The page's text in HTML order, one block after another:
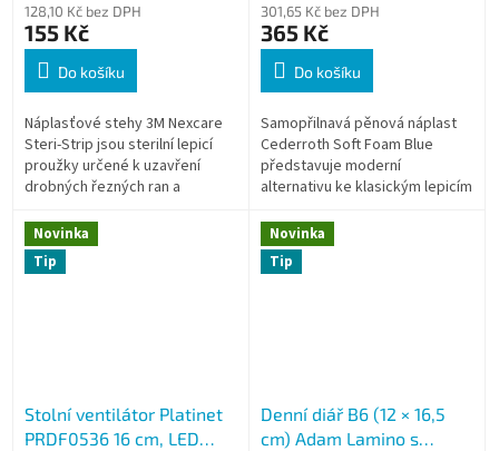
128,10 Kč bez DPH
155 Kč
Do košíku
Náplasťové stehy 3M Nexcare
Steri-Strip jsou sterilní lepicí
proužky určené k uzavření
drobných řezných ran a
od běžné náplasti ránu pouze...
301,65 Kč bez DPH
365 Kč
Do košíku
Samopřilnavá pěnová náplast
Cederroth Soft Foam Blue
představuje moderní
alternativu ke klasickým lepicím
bez použití lepidla, nepřilepuje
se ke...
Novinka
Tip
Stolní ventilátor Platinet
PRDF0536 16 cm, LED
Novinka
Tip
Denní diář B6 (12 × 16,5
cm) Adam Lamino s